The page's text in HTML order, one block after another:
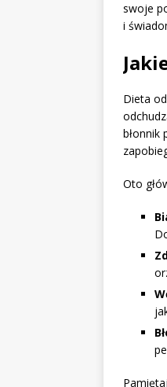
swoje
i
Dieta
błonnik
Oto